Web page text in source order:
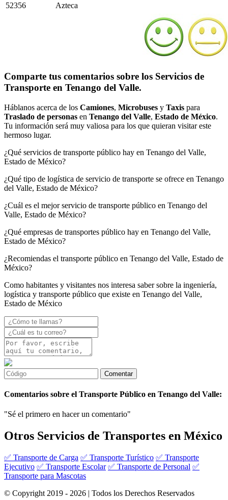
52356
Azteca
Comparte tus comentarios sobre los Servicios de
Transporte en Tenango del Valle.
Háblanos acerca de los Camiones, Microbuses y Taxis para
Traslado de personas en Tenango del Valle, Estado de México.
Tu información será muy valiosa para los que quieran visitar este
hermoso lugar.
¿Qué servicios de transporte público hay en Tenango del Valle,
Estado de México?
¿Qué tipo de logística de servicio de transporte se ofrece en Tenango
del Valle, Estado de México?
¿Cuál es el mejor servicio de transporte público en Tenango del
Valle, Estado de México?
¿Qué empresas de transportes público hay en Tenango del Valle,
Estado de México?
¿Recomiendas el transporte público en Tenango del Valle, Estado de
México?
Como habitantes y visitantes nos interesa saber sobre la ingeniería,
logística y transporte público que existe en Tenango del Valle,
Estado de México
Comentarios sobre el Transporte Público en Tenango del Valle:
"Sé el primero en hacer un comentario"
Otros Servicios de Transportes en México
✅ Transporte de Carga ✅ Transporte Turístico ✅ Transporte
Ejecutivo ✅ Transporte Escolar ✅ Transporte de Personal ✅
Transporte para Mascotas
© Copyright 2019 - 2026 | Todos los Derechos Reservados